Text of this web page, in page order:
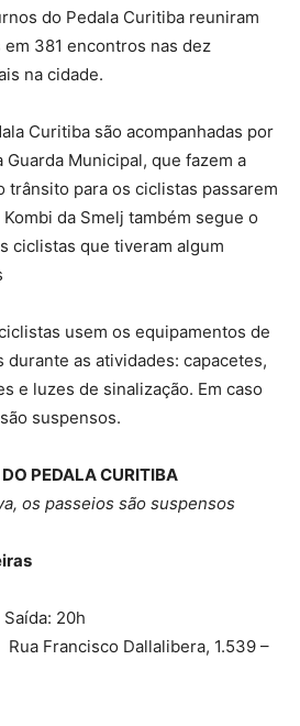
do Pedala Curitiba reuniram
381 encontros nas dez
na cidade.
Curitiba são acompanhadas por
Municipal, que fazem a
trânsito para os ciclistas passarem
da Smelj também segue o
ciclistas que tiveram algum
usem os equipamentos de
durante as atividades: capacetes,
e luzes de sinalização. Em caso
suspensos.
PEDALA CURITIBA
os passeios são suspensos
20h
Francisco Dallalibera, 1.539 –